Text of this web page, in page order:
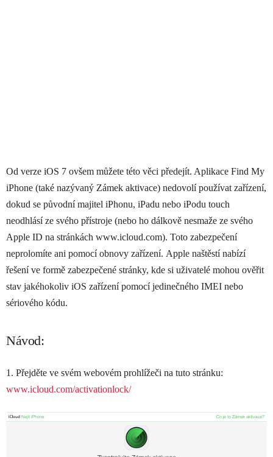
Od verze iOS 7 ovšem můžete této věci předejít. Aplikace Find My
iPhone (také nazývaný Zámek aktivace) nedovolí používat zařízení,
dokud se původní majitel iPhonu, iPadu nebo iPodu touch
neodhlásí ze svého přístroje (nebo ho dálkově nesmaže ze svého
Apple ID na stránkách www.icloud.com). Toto zabezpečení
neprolomíte ani pomocí obnovy zařízení. Apple naštěstí nabízí
řešení ve formě zabezpečené stránky, kde si uživatelé mohou ověřit
stav jakéhokoliv iOS zařízení pomocí jedinečného IMEI nebo
sériového kódu.
Návod:
1. Přejděte ve svém webovém prohlížeči na tuto stránku:
www.icloud.com/activationlock/